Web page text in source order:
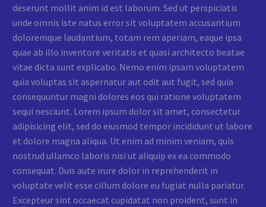
deserunt mollit anim id est laborum. Sed ut perspiciatis
unde omnis iste natus error sit voluptatem accusantium
doloremque laudantium, totam rem aperiam, eaque ipsa
quae ab illo inventore veritatis et quasi architecto beatae
vitae dicta sunt explicabo. Nemo enim ipsam voluptatem
quia voluptas sit aspernatur aut odit aut fugit, sed quia
consequuntur magni dolores eos qui ratione voluptatem
sequi nesciunt. Lorem ipsum dolor sit amet, consectetur
adipisicing elit, sed do eiusmod tempor incididunt ut labore
et dolore magna aliqua. Ut enim ad minim veniam, quis
nostrud ullamco laboris nisi ut aliquip ex ea commodo
consequat. Duis aute irure dolor in reprehenderit in
voluptate velit esse cillum dolore eu fugiat nulla pariatur.
Excepteur sint occaecat cupidatat non proident, sunt in